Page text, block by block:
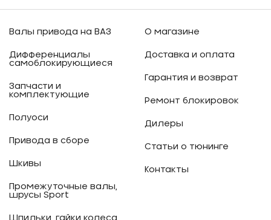
Валы привода на ВАЗ
Дифференциалы
самоблокирующиеся
Запчасти и
комплектующие
Полуоси
Привода в сборе
Шкивы
Промежуточные валы,
шрусы Sport
Шпильки, гайки колеса
О магазине
Доставка и оплата
Гарантия и возврат
Ремонт блокировок
Дилеры
Статьи о тюнинге
Контакты